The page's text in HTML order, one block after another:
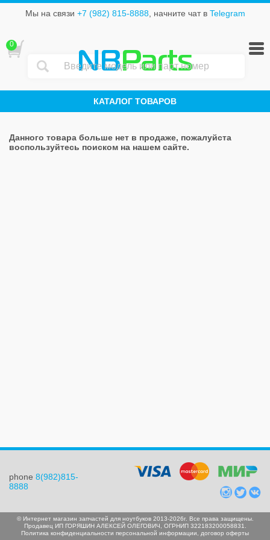
Мы на связи +7 (982) 815-8888, начните чат в Telegram
NBParts
КАТАЛОГ ТОВАРОВ
0
Данного товара больше нет в продаже, пожалуйста
воспользуйтесь поиском на нашем сайте.
phone 8(982)815-
8888
© Интернет магазин запчастей для ноутбуков 2013-2026г. Все права защищены.
Продавец ИП ГОРЯШИН АЛЕКСЕЙ ОЛЕГОВИЧ, ОГРНИП 322183200058831.
Политика конфиденциальности персональной информации
договор оферты